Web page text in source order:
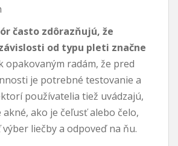
často zdôrazňujú, že
od typu pleti značne
opakovaným radám, že pred
je potrebné testovanie a
používatelia tiež uvádzajú,
ako je čeľusť alebo čelo,
liečby a odpoveď na ňu.